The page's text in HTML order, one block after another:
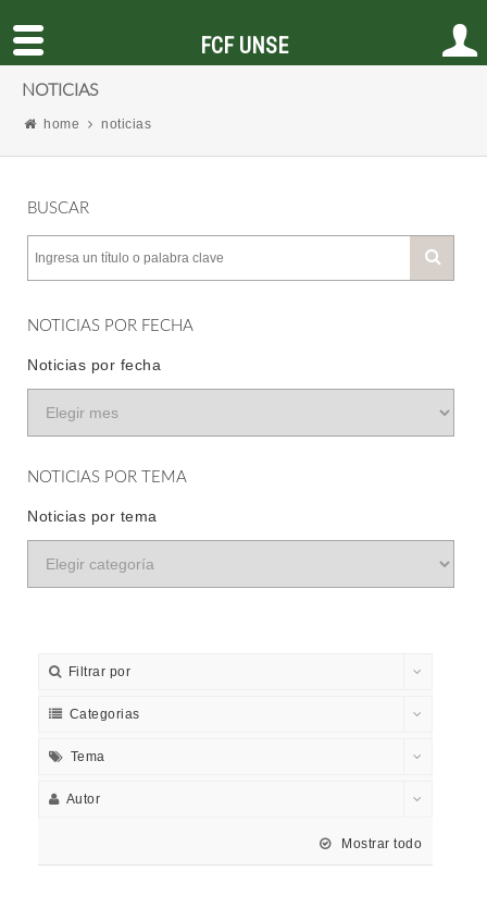
NOTICIAS
home noticias
BUSCAR
NOTICIAS POR FECHA
Noticias por fecha
NOTICIAS POR TEMA
Noticias por tema
Filtrar por
Categorias
Tema
Autor
Mostrar todo
FCF UNSE